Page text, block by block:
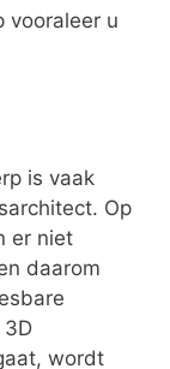
vooraleer u
is vaak
Op
er niet
daarom
3D
wordt